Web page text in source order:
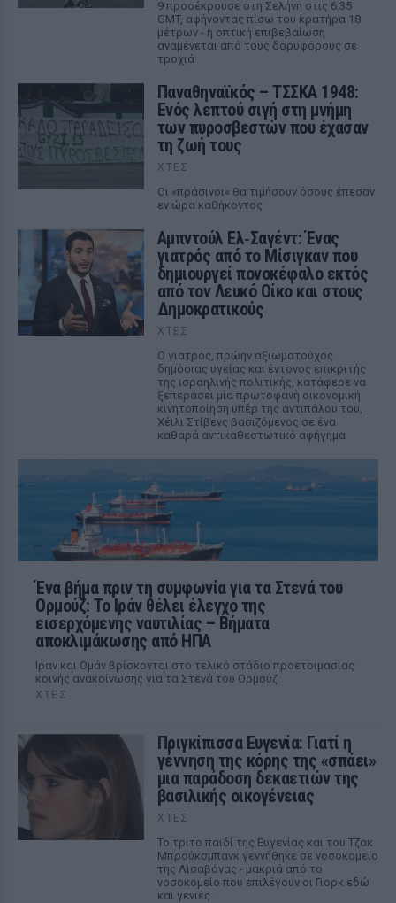
9 προσέκρουσε στη Σελήνη στις 6:35
GMT, αφήνοντας πίσω του κρατήρα 18
μέτρων - η οπτική επιβεβαίωση
αναμένεται από τους δορυφόρους σε
τροχιά
Παναθηναϊκός – ΤΣΣΚΑ 1948:
Ενός λεπτού σιγή στη μνήμη
των πυροσβεστών που έχασαν
τη ζωή τους
ΧΤΕΣ
Οι «πράσινοι« θα τιμήσουν όσους έπεσαν
εν ώρα καθήκοντος
Αμπντούλ Ελ‑Σαγέντ: Ένας
γιατρός από το Μίσιγκαν που
δημιουργεί πονοκέφαλο εκτός
από τον Λευκό Οίκο και στους
Δημοκρατικούς
ΧΤΕΣ
Ο γιατρός, πρώην αξιωματούχος
δημόσιας υγείας και έντονος επικριτής
της ισραηλινής πολιτικής, κατάφερε να
ξεπεράσει μία πρωτοφανή οικονομική
κινητοποίηση υπέρ της αντιπάλου του,
Χέιλι Στίβενς βασιζόμενος σε ένα
καθαρά αντικαθεστωτικό αφήγημα
Ένα βήμα πριν τη συμφωνία για τα Στενά του
Ορμούζ: Το Ιράν θέλει έλεγχο της
εισερχόμενης ναυτιλίας – Βήματα
αποκλιμάκωσης από ΗΠΑ
Ιράν και Ομάν βρίσκονται στο τελικό στάδιο προετοιμασίας
κοινής ανακοίνωσης για τα Στενά του Ορμούζ
ΧΤΕΣ
Πριγκίπισσα Ευγενία: Γιατί η
γέννηση της κόρης της «σπάει»
μια παράδοση δεκαετιών της
βασιλικής οικογένειας
ΧΤΕΣ
Το τρίτο παιδί της Ευγενίας και του Τζακ
Μπρούκσμπανκ γεννήθηκε σε νοσοκομείο
της Λισαβόνας - μακριά από το
νοσοκομείο που επιλέγουν οι Γιορκ εδώ
και γενιές.